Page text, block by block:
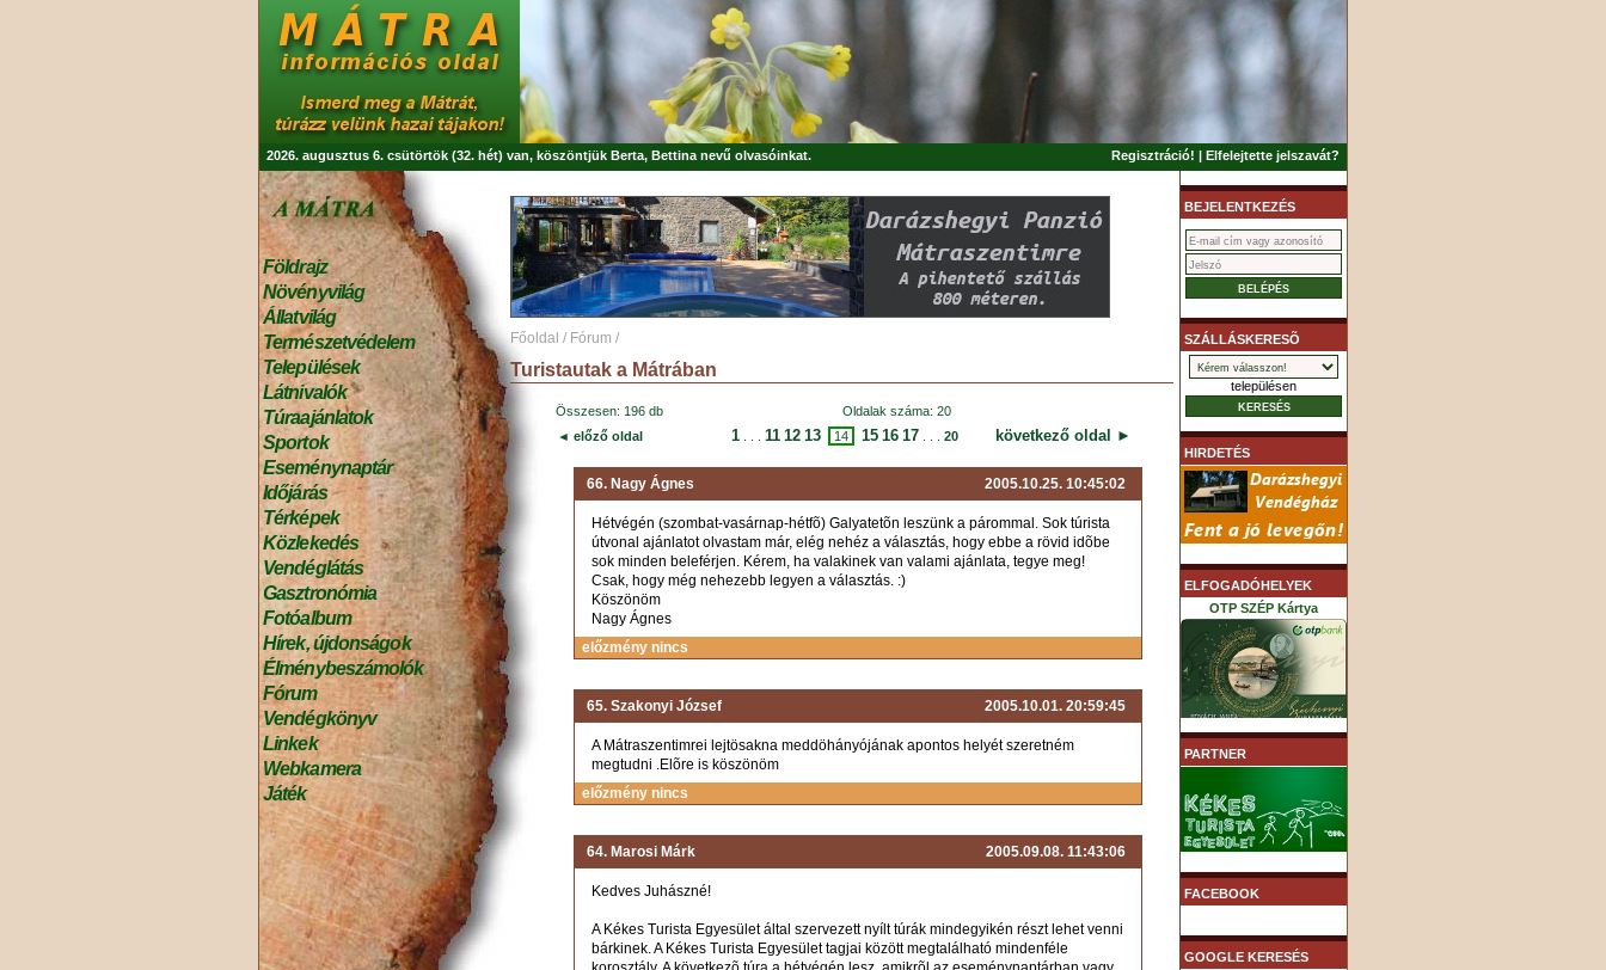
2026. augusztus 6. csütörtök (32. hét) van, köszöntjük Berta, Bettina nevű olvasóinkat. Regisztráció! | Elfelejtette jelszavát?
Földrajz
Növényvilág
Állatvilág
Természetvédelem
Települések
Látnivalók
Túraajánlatok
Sportok
Eseménynaptár
Időjárás
Térképek
Közlekedés
Vendéglátás
Gasztronómia
Fotóalbum
Hírek, újdonságok
Élménybeszámolók
Fórum
Vendégkönyv
Linkek
Webkamera
Játék
Főoldal / Fórum /
Turistautak a Mátrában
Összesen: 196 db
Oldalak száma: 20
◄ előző oldal
1 11 12 13 14 15 16 17 20 következő oldal ►
66. Nagy Ágnes 2005.10.25. 10:45:02
Hétvégén (szombat-vasárnap-hétfõ) Galyatetõn leszünk a párommal. Sok túrista
útvonal ajánlatot olvastam már, elég nehéz a választás, hogy ebbe a rövid idõbe
sok minden beleférjen. Kérem, ha valakinek van valami ajánlata, tegye meg!
Csak, hogy még nehezebb legyen a választás. :)
Köszönöm
Nagy Ágnes
előzmény nincs
65. Szakonyi József 2005.10.01. 20:59:45
A Mátraszentimrei lejtösakna meddöhányójának apontos helyét szeretném
megtudni .Elõre is köszönöm
előzmény nincs
64. Marosi Márk 2005.09.08. 11:43:06
Kedves Juhászné!
A Kékes Turista Egyesület által szervezett nyílt túrák mindegyikén részt lehet venni
bárkinek. A Kékes Turista Egyesület tagjai között megtalálható mindenféle
BEJELENTKEZÉS
SZÁLLÁSKERESÕ
településen
HIRDETÉS
ELFOGADÓHELYEK
OTP SZÉP Kártya
K&H SZÉP Kártya
PARTNER
FACEBOOK
GOOGLE KERESÉS